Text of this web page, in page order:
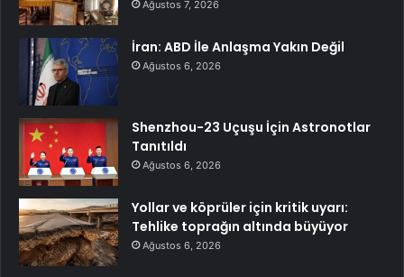
Ağustos 7, 2026
İran: ABD İle Anlaşma Yakın Değil
Ağustos 6, 2026
Shenzhou-23 Uçuşu İçin Astronotlar
Tanıtıldı
Ağustos 6, 2026
Yollar ve köprüler için kritik uyarı:
Tehlike toprağın altında büyüyor
Ağustos 6, 2026